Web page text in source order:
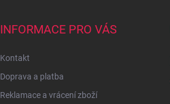
INFORMACE PRO VÁS
Kontakt
Doprava a platba
Reklamace a vrácení zboží